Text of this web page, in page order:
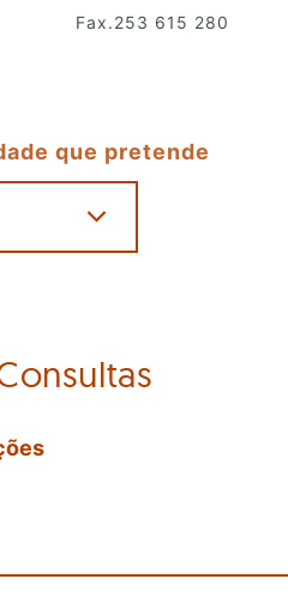
Fax.253 615 280
que pretende